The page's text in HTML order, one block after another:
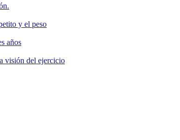
y el peso
años
visión del ejercicio